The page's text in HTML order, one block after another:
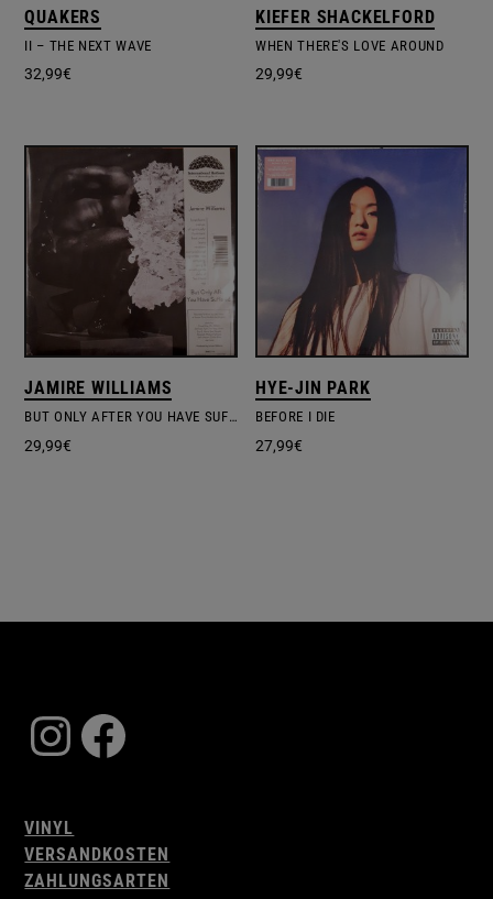
QUAKERS
II – THE NEXT WAVE
32,99€
KIEFER SHACKELFORD
WHEN THERE'S LOVE AROUND
29,99€
JAMIRE WILLIAMS
BUT ONLY AFTER YOU HAVE SUFFERED
29,99€
HYE-JIN PARK
BEFORE I DIE
27,99€
Instagram
Facebook
VINYL
VERSANDKOSTEN
ZAHLUNGSARTEN